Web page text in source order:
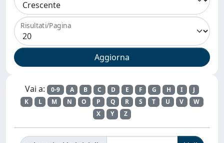
Risultati/Pagina
Vai a: 0-9 A B C D E F G H I
J
K
L M N O P Q R S T U V
W
X
Y Z